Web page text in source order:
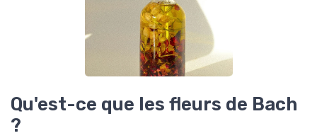
Qu'est-ce que les fleurs de Bach
?